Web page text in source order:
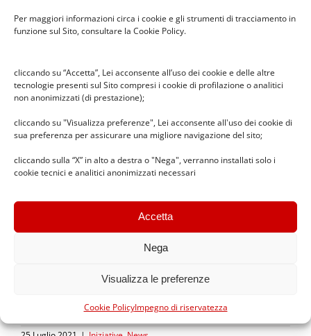
Per maggiori informazioni circa i cookie e gli strumenti di tracciamento in
funzione sul Sito, consultare la Cookie Policy.
cliccando su “Accetta”, Lei acconsente all’uso dei cookie e delle altre
tecnologie presenti sul Sito compresi i cookie di profilazione o analitici
non anonimizzati (di prestazione);
cliccando su "Visualizza preferenze", Lei acconsente all'uso dei cookie di
sua preferenza per assicurare una migliore navigazione del sito;
cliccando sulla “X” in alto a destra o "Nega", verranno installati solo i
cookie tecnici e analitici anonimizzati necessari
Accetta
Nega
Visualizza le preferenze
Cookie PolicyImpegno di riservatezza